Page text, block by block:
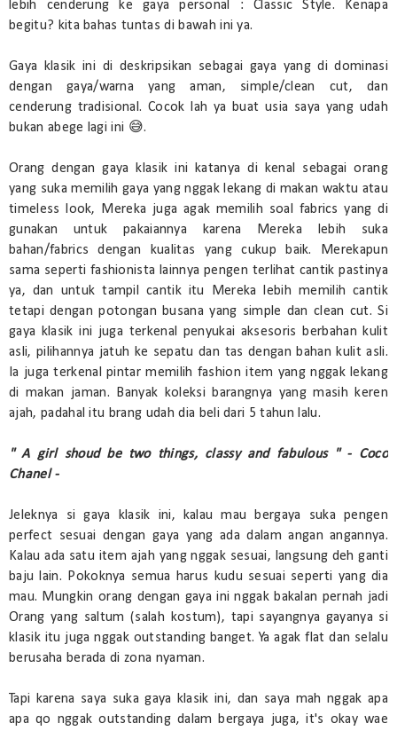
lebih cenderung ke gaya personal : Classic Style. Kenapa
begitu? kita bahas tuntas di bawah ini ya.
Gaya klasik ini di deskripsikan sebagai gaya yang di dominasi
dengan gaya/warna yang aman, simple/clean cut, dan
cenderung tradisional. Cocok lah ya buat usia saya yang udah
bukan abege lagi ini 😅.
Orang dengan gaya klasik ini katanya di kenal sebagai orang
yang suka memilih gaya yang nggak lekang di makan waktu atau
timeless look, Mereka juga agak memilih soal fabrics yang di
gunakan untuk pakaiannya karena Mereka lebih suka
bahan/fabrics dengan kualitas yang cukup baik. Merekapun
sama seperti fashionista lainnya pengen terlihat cantik pastinya
ya, dan untuk tampil cantik itu Mereka lebih memilih cantik
tetapi dengan potongan busana yang simple dan clean cut. Si
gaya klasik ini juga terkenal penyukai aksesoris berbahan kulit
asli, pilihannya jatuh ke sepatu dan tas dengan bahan kulit asli.
Ia juga terkenal pintar memilih fashion item yang nggak lekang
di makan jaman. Banyak koleksi barangnya yang masih keren
ajah, padahal itu brang udah dia beli dari 5 tahun lalu.
" A girl shoud be two things, classy and fabulous " - Coco
Chanel -
Jeleknya si gaya klasik ini, kalau mau bergaya suka pengen
perfect sesuai dengan gaya yang ada dalam angan angannya.
Kalau ada satu item ajah yang nggak sesuai, langsung deh ganti
baju lain. Pokoknya semua harus kudu sesuai seperti yang dia
mau. Mungkin orang dengan gaya ini nggak bakalan pernah jadi
Orang yang saltum (salah kostum), tapi sayangnya gayanya si
klasik itu juga nggak outstanding banget. Ya agak flat dan selalu
berusaha berada di zona nyaman.
Tapi karena saya suka gaya klasik ini, dan saya mah nggak apa
apa qo nggak outstanding dalam bergaya juga, it's okay wae